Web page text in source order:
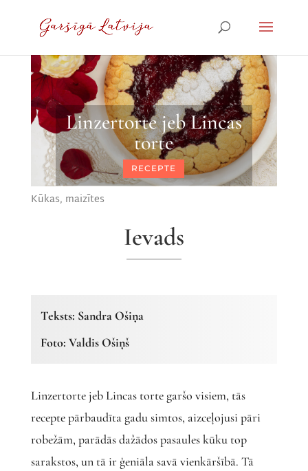
Linzertorte jeb Lincas
torte
RECEPTE
Kūkas, maizītes
Ievads
Teksts: Sandra Ošiņa
Foto: Valdis Ošiņš
Linzertorte jeb Lincas torte garšo visiem, tās
recepte pārbaudīta gadu simtos, aizceļojusi pāri
robežām, parādās dažādos pasaules kūku top
sarakstos, un tā ir ģeniāla savā vienkāršībā. Tā